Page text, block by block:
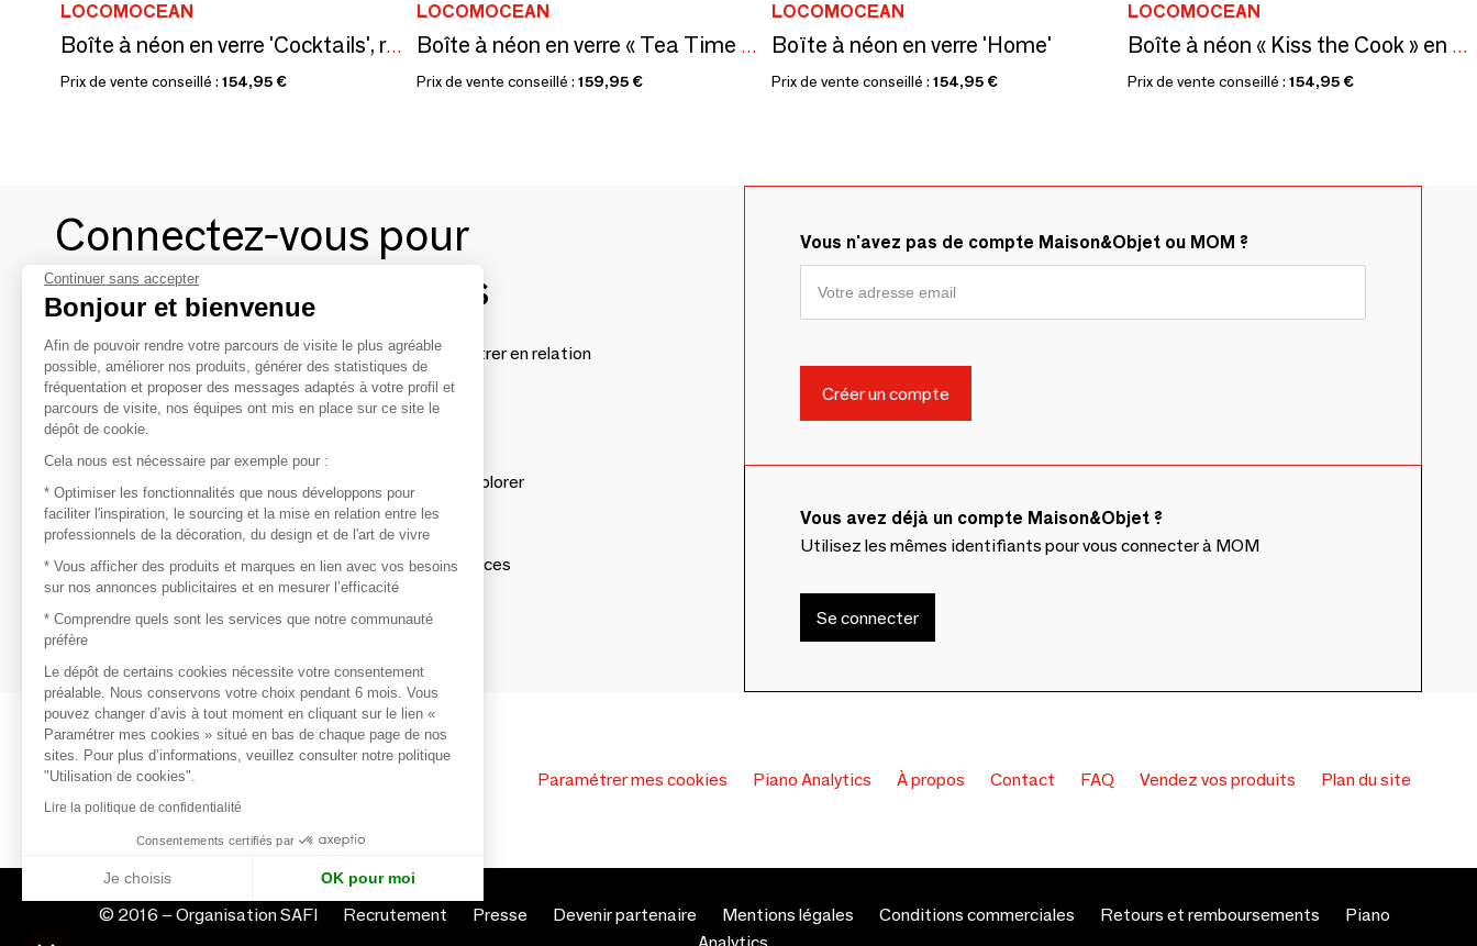
LOCOMOCEAN
Boîte à néon en verre 'Cocktails', rose
Prix de vente conseillé : 154,95 €
LOCOMOCEAN
Boîte à néon en verre « Tea Time » - bleu
Prix de vente conseillé : 159,95 €
LOCOMOCEAN
Boïte à néon en verre 'Home'
Prix de vente conseillé : 154,95 €
LOCOMOCEAN
Boîte à néon « Kiss the Cook » en acrylique - Orange
Prix de vente conseillé : 154,95 €
Connectez-vous pour
contacter les marques
Afin de profiter au mieux de l'expérience MOM et de rentrer en relation
avec vos marques préférées, créez-vous un compte.
Découvrir
Les produits de milliers de fournisseurs à explorer
S'inspirer
Inspiration et sélections de produits tendances
Contacter
Vous n'avez pas de compte Maison&Objet ou MOM ?
Vous avez déjà un compte Maison&Objet ?
Utilisez les mêmes identifiants pour vous connecter à MOM
Se connecter
Paramétrer mes cookies Piano Analytics À propos Contact FAQ Vendez vos produits Plan du site
© 2016 – Organisation SAFI Recrutement Presse Devenir partenaire Mentions légales Conditions commerciales Retours et remboursements
Piano
Continuer sans accepter
Bonjour et bienvenue
Afin de pouvoir rendre votre parcours de visite le plus agréable
possible, améliorer nos produits, générer des statistiques de
fréquentation et proposer des messages adaptés à votre profil et
parcours de visite, nos équipes ont mis en place sur ce site le
dépôt de cookie.
Cela nous est nécessaire par exemple pour :
* Optimiser les fonctionnalités que nous développons pour
faciliter l'inspiration, le sourcing et la mise en relation entre les
professionnels de la décoration, du design et de l'art de vivre
* Vous afficher des produits et marques en lien avec vos besoins
sur nos annonces publicitaires et en mesurer l’efficacité
* Comprendre quels sont les services que notre communauté
préfère
Le dépôt de certains cookies nécessite votre consentement
préalable. Nous conservons votre choix pendant 6 mois. Vous
pouvez changer d’avis à tout moment en cliquant sur le lien «
Paramétrer mes cookies » situé en bas de chaque page de nos
sites. Pour plus d’informations, veuillez consulter notre politique
"Utilisation de cookies".
Lire la politique de confidentialité
Consentements certifiés par
Je choisis OK pour moi
Axeptio consent
Plateforme de Gestion du Consentement : Personnalisez vos Options